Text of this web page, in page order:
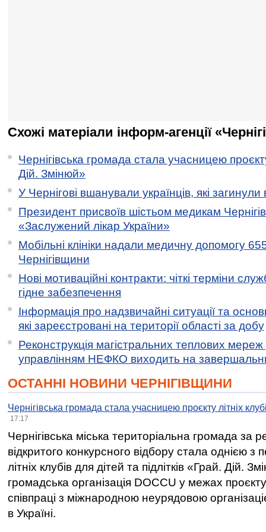
Схожі матеріали інформ-агенції
Чернігівська громада стала учасницею
Дій. Змінюй»
У Чернігові вшанували українців, які загинули
Президент присвоїв шістьом медикам
«Заслужений лікар України»
Мобільні клініки надали медичну допомогу
Чернігівщини
Нові мотиваційні контракти: чіткі терміни
гідне забезпечення
Інформація про надзвичайні ситуації та
які зареєстровані на території області за добу
Реконструкція магістральних теплових мереж
управлінням НЕФКО виходить на
ОСТАННІ НОВИНИ ЧЕРНІГІВЩИНИ
Чернігівська громада стала учасницею проєкту літніх
17:17
Чернігівська міська територіальна громада за
відкритого конкурсного відбору стала однією
літніх клубів для дітей та підлітків «Грай. Дій.
громадська організація DOCCU у межах
співпраці з міжнародною неурядовою
в Україні.